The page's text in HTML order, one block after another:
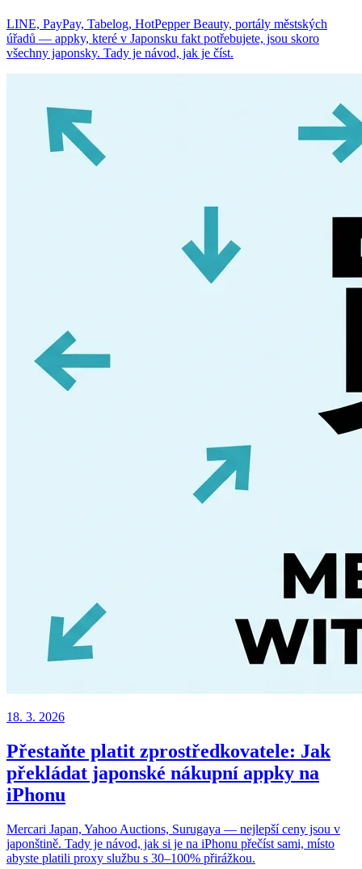
LINE, PayPay, Tabelog, HotPepper Beauty, portály městských
úřadů — appky, které v Japonsku fakt potřebujete, jsou skoro
všechny japonsky. Tady je návod, jak je číst.
18. 3. 2026
Přestaňte platit zprostředkovatele: Jak
překládat japonské nákupní appky na
iPhonu
Mercari Japan, Yahoo Auctions, Surugaya — nejlepší ceny jsou v
japonštině. Tady je návod, jak si je na iPhonu přečíst sami, místo
abyste platili proxy službu s 30–100% přirážkou.